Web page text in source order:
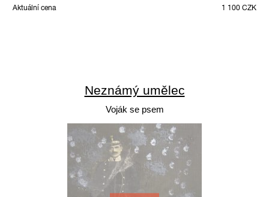
Aktuální cena
1 100 CZK
Neznámý umělec
Voják se psem